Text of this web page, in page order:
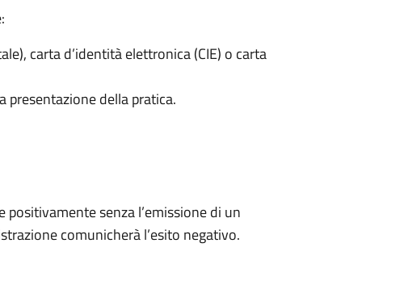
carta d’identità elettronica (CIE) o carta
della pratica.
senza l’emissione di un
comunicherà l’esito negativo.